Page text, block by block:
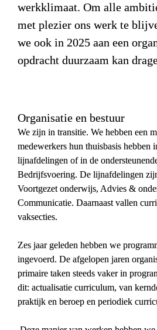
werkklimaat. Om alle
met plezier ons werk te
we ook in 2025 aan een
opdracht duurzaam kan
Organisatie en bestuur
We zijn in transitie. We hebben een
medewerkers hun thuisbasis hebben
lijnafdelingen of in de
Bedrijfsvoering. De lijnafdelingen
Voortgezet onderwijs, Advies &
Communicatie. Daarnaast vallen
vaksecties.
Zes jaar geleden hebben we
ingevoerd. De afgelopen jaren
primaire taken steeds vaker in
dit: actualisatie curriculum, van
praktijk en beroep en periodiek